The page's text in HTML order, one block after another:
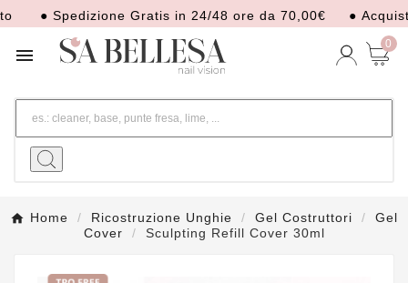
Spedizione Gratis in 24/48 ore da 70,00€ ● Acquista ora.

0
Home Ricostruzione Unghie Gel Costruttori
Gel
Cover
Sculpting Refill Cover 30ml